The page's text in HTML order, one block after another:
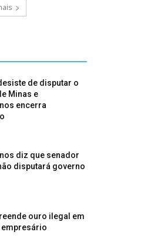
de disputar o
Minas e
encerra
diz que senador
disputará governo
ouro ilegal em
empresário